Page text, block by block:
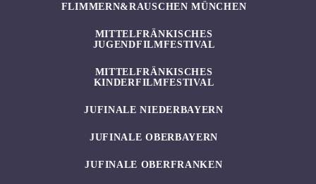
FLIMMERN&RAUSCHEN MÜNCHEN
MITTELFRÄNKISCHES
JUGENDFILMFESTIVAL
MITTELFRÄNKISCHES
KINDERFILMFESTIVAL
JUFINALE NIEDERBAYERN
JUFINALE OBERBAYERN
JUFINALE OBERFRANKEN